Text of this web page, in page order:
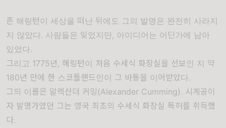
존 해링턴이 세상을 떠난 뒤에도 그의 발명은 완전히 사라지
지 않았다. 사람들은 잊었지만, 아이디어는 어딘가에 남아
있었다.
그리고 1775년, 해링턴이 처음 수세식 화장실을 선보인 지 약
180년 만에 한 스코틀랜드인이 그 바통을 이어받았다.
그의 이름은 알렉산더 커밍(Alexander Cumming). 시계공이
자 발명가였던 그는 영국 최초의 수세식 화장실 특허를 취득했
다.